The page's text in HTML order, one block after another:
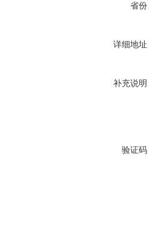
省份
详细地址
补充说明
验证码